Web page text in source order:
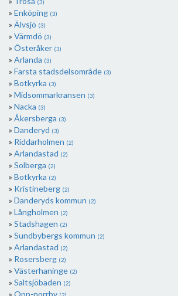
(3)
Enköping (3)
Älvsjö (3)
Värmdö (3)
Österåker (3)
Arlanda (3)
Farsta stadsdelsområde (3)
Botkyrka (3)
Midsommarkransen (3)
Nacka (3)
Åkersberga (3)
Danderyd (3)
Riddarholmen (2)
Arlandastad (2)
Solberga (2)
Botkyrka (2)
Kristineberg (2)
Danderyds kommun (2)
Långholmen (2)
Stadshagen (2)
Sundbybergs kommun (2)
Arlandastad (2)
Rosersberg (2)
Västerhaninge (2)
Saltsjöbaden (2)
Opp-norrby